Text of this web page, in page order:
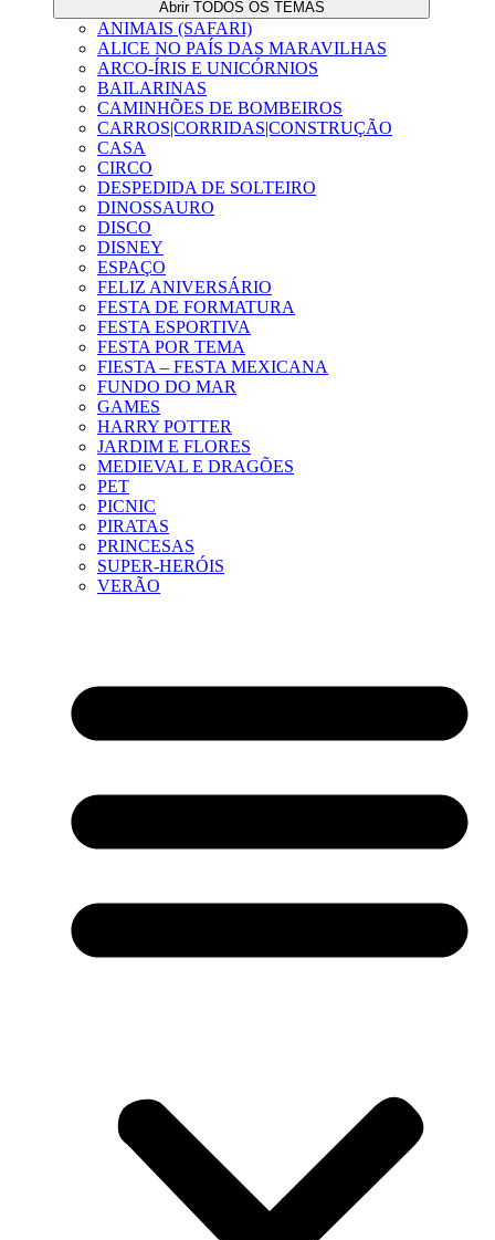
Abrir TODOS OS TEMAS
ANIMAIS (SAFARI)
ALICE NO PAÍS DAS MARAVILHAS
ARCO-ÍRIS E UNICÓRNIOS
BAILARINAS
CAMINHÕES DE BOMBEIROS
CARROS|CORRIDAS|CONSTRUÇÃO
CASA
CIRCO
DESPEDIDA DE SOLTEIRO
DINOSSAURO
DISCO
DISNEY
ESPAÇO
FELIZ ANIVERSÁRIO
FESTA DE FORMATURA
FESTA ESPORTIVA
FESTA POR TEMA
FIESTA – FESTA MEXICANA
FUNDO DO MAR
GAMES
HARRY POTTER
JARDIM E FLORES
MEDIEVAL E DRAGÕES
PET
PICNIC
PIRATAS
PRINCESAS
SUPER-HERÓIS
VERÃO